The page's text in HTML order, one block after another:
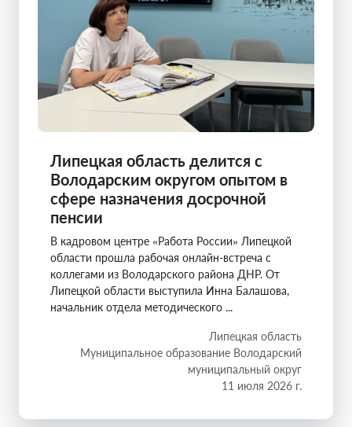
Липецкая область делится с
Володарским округом опытом в
сфере назначения досрочной
пенсии
В кадровом центре «Работа России» Липецкой
области прошла рабочая онлайн-встреча с
коллегами из Володарского района ДНР. От
Липецкой области выступила Инна Балашова,
начальник отдела методического ...
Липецкая область
Муниципальное образование Володарский
муниципальный округ
11 июля 2026 г.